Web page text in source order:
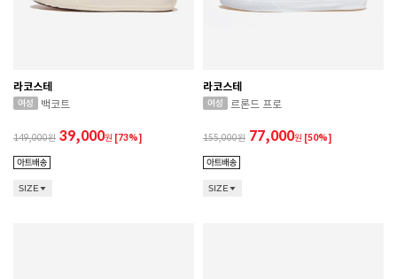
라코스테
백코트
149,000 39,000원 [73%]
SIZE
라코스테
르론드 프로
155,000 77,000원 [50%]
SIZE